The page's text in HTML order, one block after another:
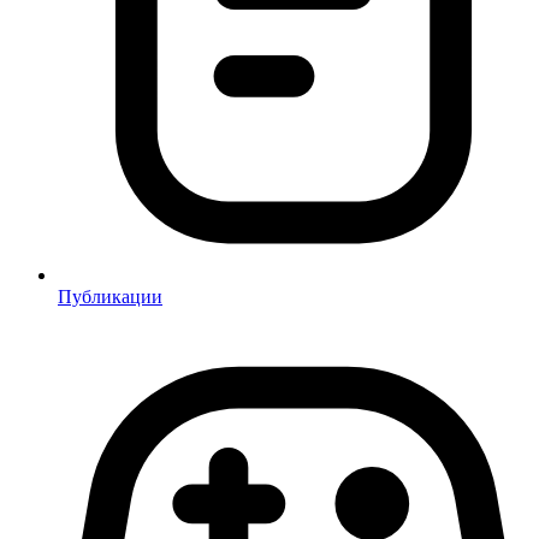
Публикации